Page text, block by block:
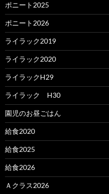
ポニート2025
ポニート2026
ライラック2019
ライラック2020
ライラックH29
ライラック H30
園児のお昼ごはん
給食2020
給食2025
給食2026
Ａクラス2026